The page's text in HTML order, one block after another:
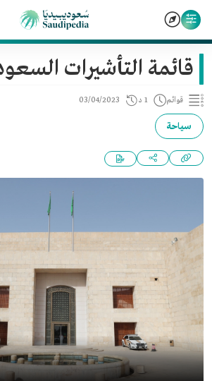
قائمة التأشيرات
قوائم 1 د 03/04/2023
سياحة